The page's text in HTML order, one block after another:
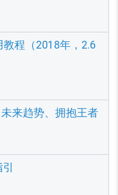
教程（2018年，2.6
来趋势、拥抱王者